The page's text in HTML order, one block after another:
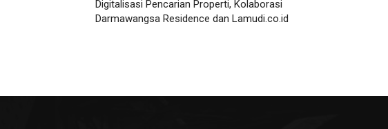
Digitalisasi Pencarian Properti, Kolaborasi
Darmawangsa Residence dan Lamudi.co.id